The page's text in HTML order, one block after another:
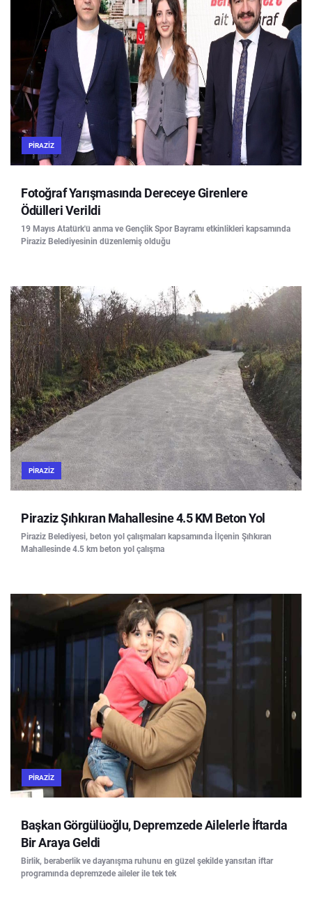
PIRAZIZ
Fotoğraf Yarışmasında Dereceye Girenlere
Ödülleri Verildi
19 Mayıs Atatürk'ü anma ve Gençlik Spor Bayramı etkinlikleri kapsamında
Piraziz Belediyesinin düzenlemiş olduğu
PIRAZIZ
Piraziz Şıhkıran Mahallesine 4.5 KM Beton Yol
Piraziz Belediyesi, beton yol çalışmaları kapsamında İlçenin Şıhkıran
Mahallesinde 4.5 km beton yol çalışma
PIRAZIZ
Başkan Görgülüoğlu, Depremzede Ailelerle İftarda
Bir Araya Geldi
Birlik, beraberlik ve dayanışma ruhunu en güzel şekilde yansıtan iftar
programında depremzede aileler ile tek tek